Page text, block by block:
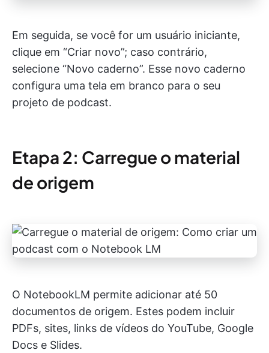
Em seguida, se você for um usuário iniciante,
clique em “Criar novo”; caso contrário,
selecione “Novo caderno”. Esse novo caderno
configura uma tela em branco para o seu
projeto de podcast.
Etapa 2: Carregue o material
de origem
O NotebookLM permite adicionar até 50
documentos de origem. Estes podem incluir
PDFs, sites, links de vídeos do YouTube, Google
Docs e Slides.